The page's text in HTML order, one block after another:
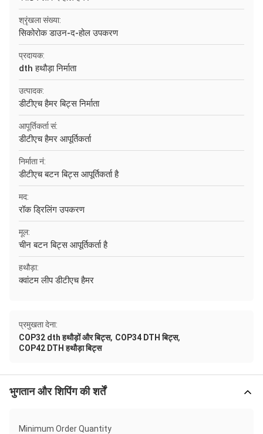
श्रृंखला संख्या:
सिकोरोक डाउन-द-होल उपकरण
प्रदायक:
dth हथौड़ा निर्माता
उत्पादक:
डीटीएच हैमर बिट्स निर्माता
आपूर्तिकर्ता सं:
डीटीएच हैमर आपूर्तिकर्ता
निर्माता नं:
डीटीएच बटन बिट्स आपूर्तिकर्ता है
मद:
रॉक ड्रिलिंग उपकरण
मूल:
चीन बटन बिट्स आपूर्तिकर्ता है
हथौड़ा:
क्वांटम लीप डीटीएच हैमर
प्रमुखता देना:
COP32 dth हथौड़ों और बिट्स, COP34 DTH बिट्स,
COP42 DTH हथौड़ा बिट्स
भुगतान और शिपिंग की शर्तें
Minimum Order Quantity